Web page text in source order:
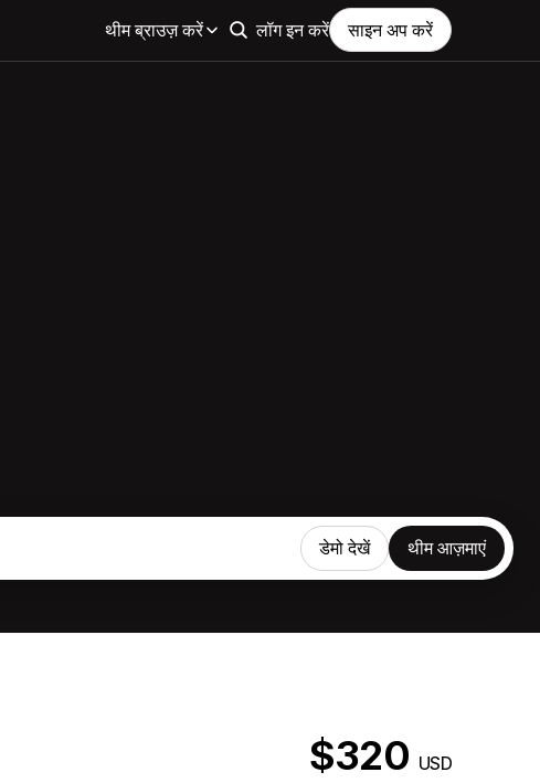
थीम ब्राउज़ करें लॉग इन करें साइन अप करें
डेमो देखें थीम आज़माएं
$320 USD